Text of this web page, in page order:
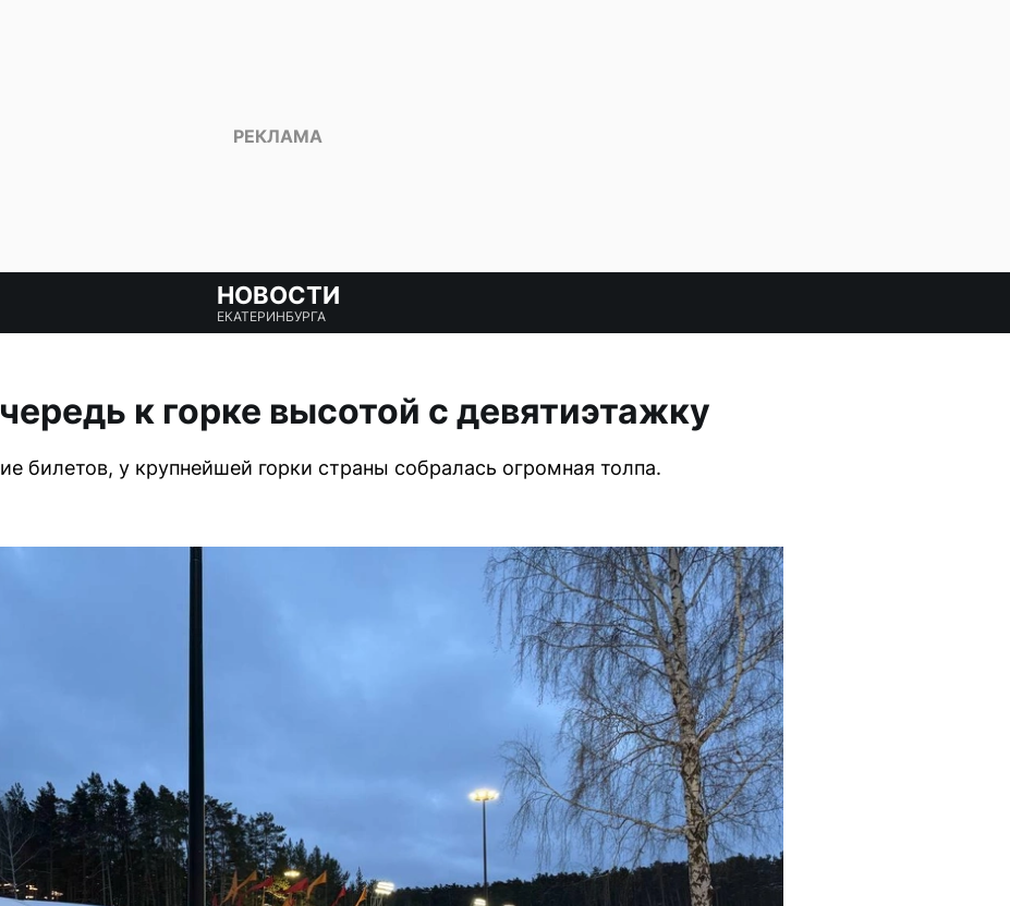
НОВОСТИ
ЕКАТЕРИНБУРГА
к горке высотой с девятиэтажку
билетов, у крупнейшей горки страны собралась огромная толпа.